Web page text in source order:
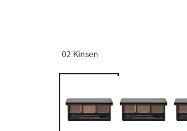
02 Kinsen